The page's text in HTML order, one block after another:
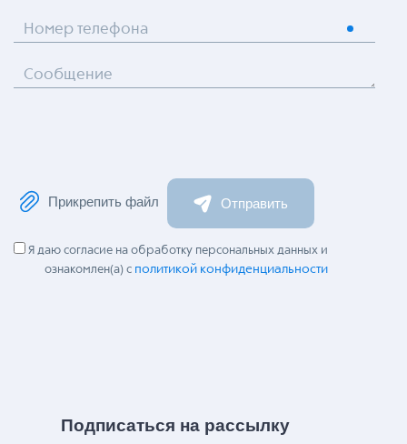
Номер телефона
Сообщение
Прикрепить файл Отправить
Я даю согласие на обработку персональных данных и
ознакомлен(а) с политикой конфиденциальности
Подписаться на рассылку